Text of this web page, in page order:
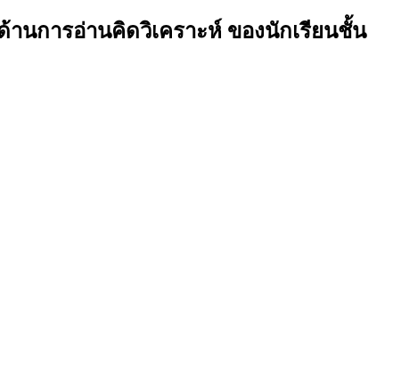
นการอ่านคิดวิเคราะห์ ของนักเรียนชั้น